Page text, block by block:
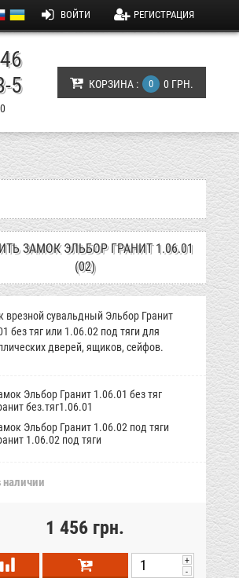
5
КОРЗИНА : 0 0 ГРН.
ЗАМОК ЭЛЬБОР ГРАНИТ 1.06.01
(02)
врезной сувальдный Эльбор Гранит
без тяг или 1.06.02 под тяги для
дверей, ящиков, сейфов.
Эльбор Гранит 1.06.01 без тяг
без.тяг1.06.01
Эльбор Гранит 1.06.02 под тяги
1.06.02 под тяги
наличии
1 456 грн.
-
+
ВОЙТИ РЕГИСТРАЦИЯ